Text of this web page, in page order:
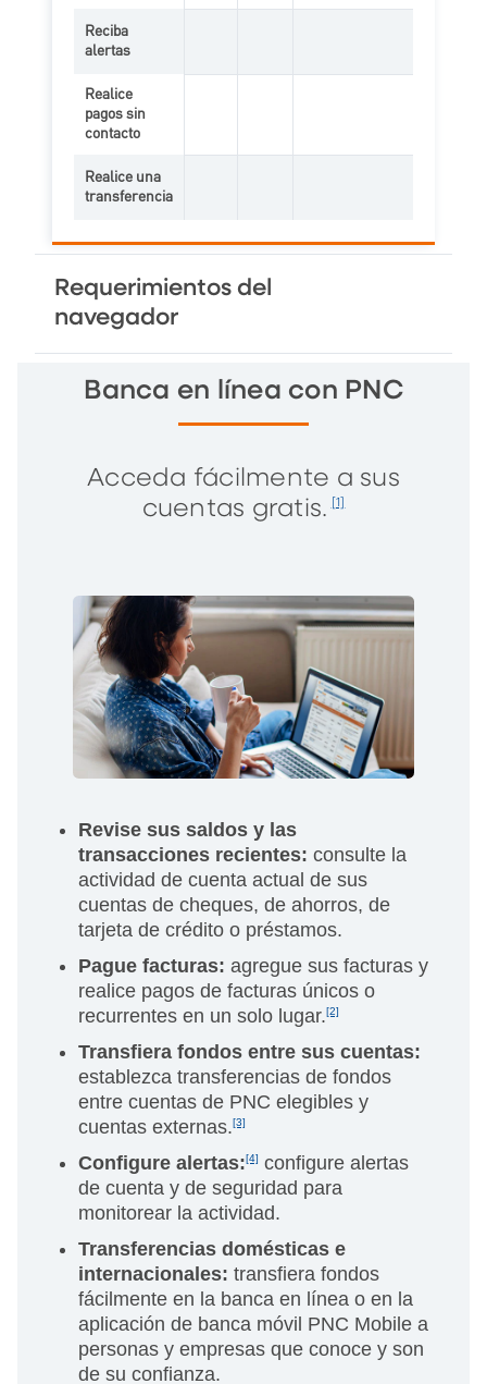
Reciba
alertas
Realice
pagos sin
contacto
Realice una
transferencia
Requerimientos del
navegador
Banca en línea con PNC
Acceda fácilmente a sus
cuentas gratis.
[1]
Revise sus saldos y las
transacciones recientes: consulte la
actividad de cuenta actual de sus
cuentas de cheques, de ahorros, de
tarjeta de crédito o préstamos.
Pague facturas: agregue sus facturas y
realice pagos de facturas únicos o
recurrentes en un solo lugar.[2]
Transfiera fondos entre sus cuentas:
establezca transferencias de fondos
entre cuentas de PNC elegibles y
cuentas externas.[3]
Configure alertas:[4] configure alertas
de cuenta y de seguridad para
monitorear la actividad.
Transferencias domésticas e
internacionales: transfiera fondos
fácilmente en la banca en línea o en la
aplicación de banca móvil PNC Mobile a
personas y empresas que conoce y son
de su confianza.